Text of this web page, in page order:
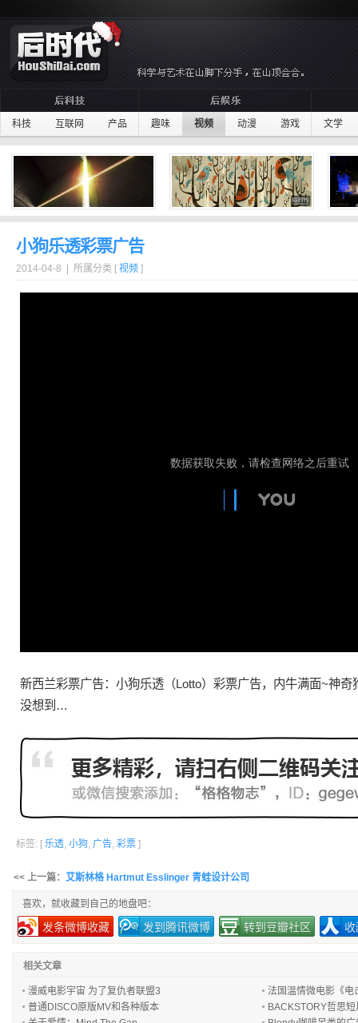
科技 互联网 产品 趣味 视频 动漫 游戏 文学
小狗乐透彩票广告
2014-04-8 | 所属分类 [ 视频 ]
新西兰彩票广告： 小狗乐透 （Lotto） 彩票广告，内牛满面~神奇
没想到…
标签: [ 乐透, 小狗, 广告, 彩票 ]
<< 上一篇： 艾斯林格 Hartmut Esslinger 青蛙设计公司
喜欢，就收藏到自己的地盘吧：
发条微博收藏 发到腾讯微博 转到豆瓣社区
相关文章
漫威电影宇宙 为了复仇者联盟3
法国温情微电影《
普通DISCO原版MV和各种版本
BACKSTORY哲思